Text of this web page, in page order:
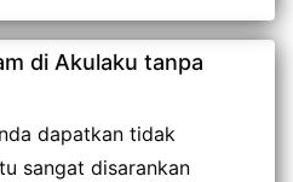
di Akulaku tanpa
dapatkan tidak
sangat disarankan